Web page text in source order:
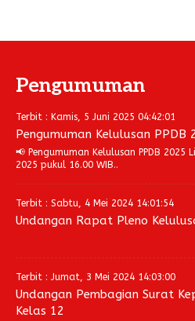
Pengumuman
Terbit : Kamis, 5 Juni 2025 04:42:01
Pengumuman Kelulusan PPDB
📢 Pengumuman Kelulusan PPDB
2025 pukul 16.00 WIB..
Terbit : Sabtu, 4 Mei 2024 14:01:54
Undangan Rapat Pleno
Terbit : Jumat, 3 Mei 2024 14:03:00
Undangan Pembagian Surat
Kelas 12